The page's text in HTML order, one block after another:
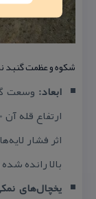
شكوه و عظمت گنبد
ابعاد:
اثر فشار
بالا رانده
یخچال‌های